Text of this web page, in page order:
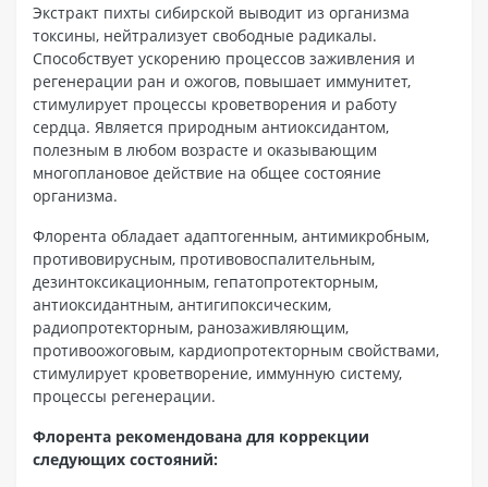
Экстракт пихты сибирской выводит из организма
токсины, нейтрализует свободные радикалы.
Способствует ускорению процессов заживления и
регенерации ран и ожогов, повышает иммунитет,
стимулирует процессы кроветворения и работу
сердца. Является природным антиоксидантом,
полезным в любом возрасте и оказывающим
многоплановое действие на общее состояние
организма.
Флорента обладает адаптогенным, антимикробным,
противовирусным, противовоспалительным,
дезинтоксикационным, гепатопротекторным,
антиоксидантным, антигипоксическим,
радиопротекторным, ранозаживляющим,
противоожоговым, кардиопротекторным свойствами,
стимулирует кроветворение, иммунную систему,
процессы регенерации.
Флорента рекомендована для коррекции
следующих состояний: